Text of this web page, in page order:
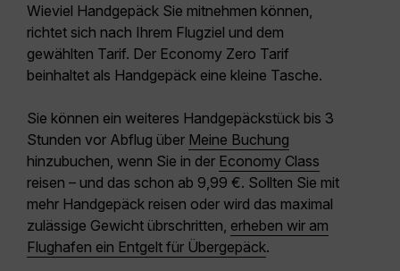
Wieviel Handgepäck Sie mitnehmen können,
richtet sich nach Ihrem Flugziel und dem
gewählten Tarif. Der Economy Zero Tarif
beinhaltet als Handgepäck eine kleine Tasche.
Sie können ein weiteres Handgepäckstück bis 3
Stunden vor Abflug über Meine Buchung
hinzubuchen, wenn Sie in der Economy Class
reisen – und das schon ab 9,99 €. Sollten Sie mit
mehr Handgepäck reisen oder wird das maximal
zulässige Gewicht übrschritten, erheben wir am
Flughafen ein Entgelt für Übergepäck.